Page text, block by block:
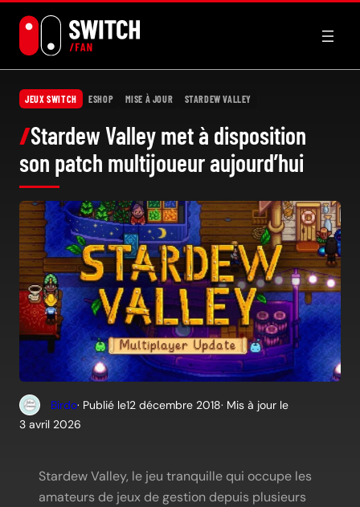
contenu
JEUX SWITCH ESHOP MISE À JOUR STARDEW VALLEY
Stardew Valley met à disposition
son patch multijoueur aujourd’hui
Birdo· Publié le12 décembre 2018· Mis à jour le
3 avril 2026
Stardew Valley, le jeu tranquille qui occupe les
amateurs de jeux de gestion depuis plusieurs